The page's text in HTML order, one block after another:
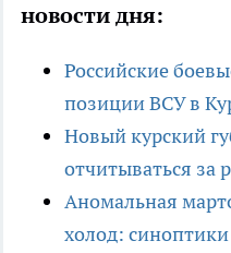
новости дня:
Российские
позиции ВСУ в
Новый курский
отчитываться за
Аномальная
холод: